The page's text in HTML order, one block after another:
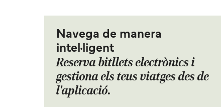
Navega de manera
intel·ligent
Reserva bitllets electrònics i
gestiona els teus viatges des de
l'aplicació.